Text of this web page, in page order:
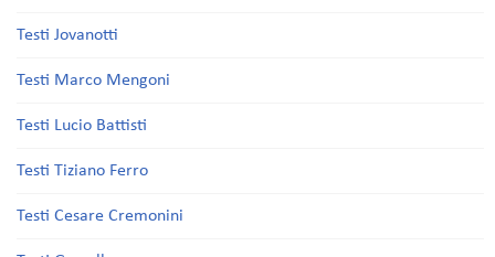
Testi Jovanotti
Testi Marco Mengoni
Testi Lucio Battisti
Testi Tiziano Ferro
Testi Cesare Cremonini